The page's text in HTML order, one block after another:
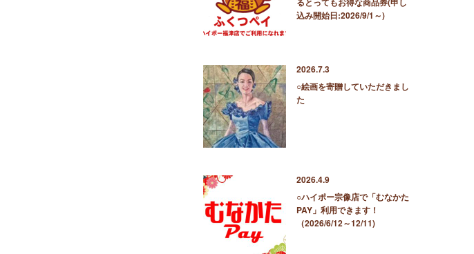
込み開始日:2026/9/1～)
2026.7.3
○絵画を寄贈していただきまし
た
2026.4.9
○ハイポー宗像店で「むなかた
PAY」利用できます！
（2026/6/12～12/11)